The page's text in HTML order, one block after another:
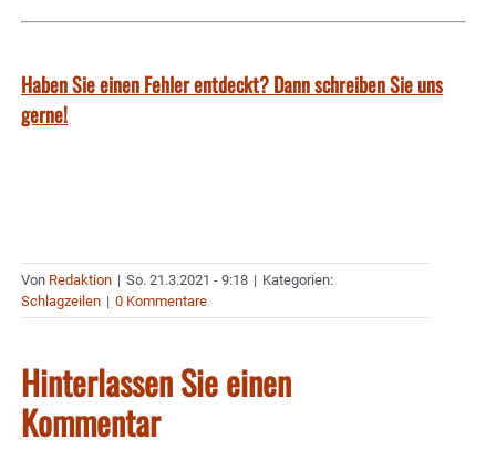
Haben Sie einen Fehler entdeckt? Dann schreiben Sie uns
gerne!
Von Redaktion | So. 21.3.2021 - 9:18 | Kategorien:
Schlagzeilen | 0 Kommentare
Hinterlassen Sie einen
Kommentar